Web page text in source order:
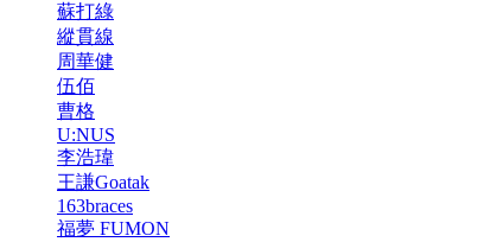
蘇打綠
縱貫線
周華健
伍佰
曹格
U:NUS
李浩瑋
王謙Goatak
163braces
福夢 FUMON